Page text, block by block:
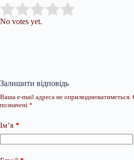
Rate this item:
No votes yet.
Залишити відповідь
Ваша e-mail адреса не оприлюднюватиметься.
позначені *
Ім’я *